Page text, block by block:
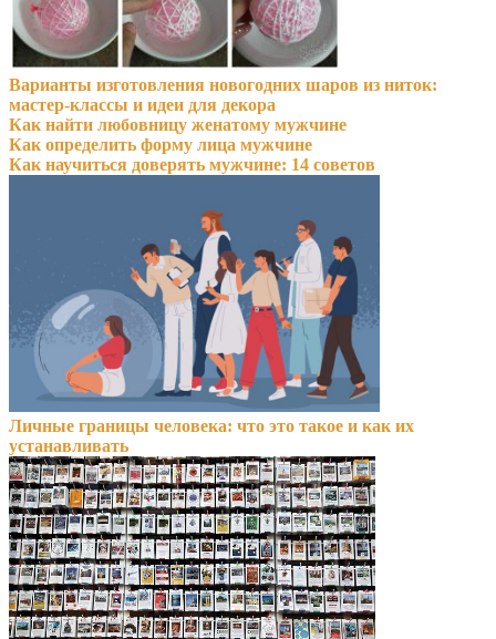
Варианты изготовления новогодних шаров из ниток:
мастер-классы и идеи для декора
Как найти любовницу женатому мужчине
Как определить форму лица мужчине
Как научиться доверять мужчине: 14 советов
Личные границы человека: что это такое и как их
устанавливать